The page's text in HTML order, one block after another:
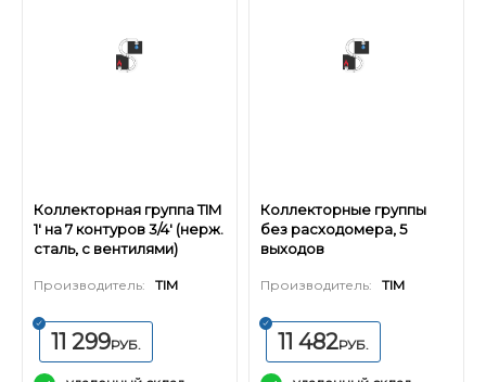
Коллекторная группа TIM
1' на 7 контуров 3/4' (нерж.
сталь, с вентилями)
Производитель: TIM
11 299РУБ.
Коллекторные группы
без расходомера, 5
выходов
Производитель: TIM
11 482РУБ.